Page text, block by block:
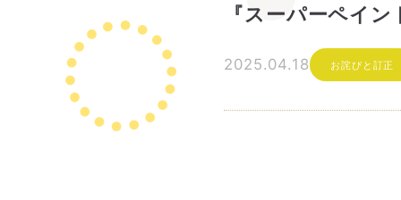
『スーパーペイ
2025.04.18 お詫びと訂正